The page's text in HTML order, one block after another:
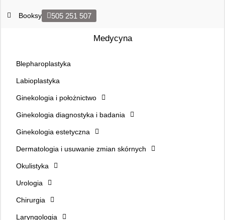
Booksy 505 251 507
Medycyna
Blepharoplastyka
Labioplastyka
Ginekologia i położnictwo
Ginekologia diagnostyka i badania
Ginekologia estetyczna
Dermatologia i usuwanie zmian skórnych
Okulistyka
Urologia
Chirurgia
Laryngologia